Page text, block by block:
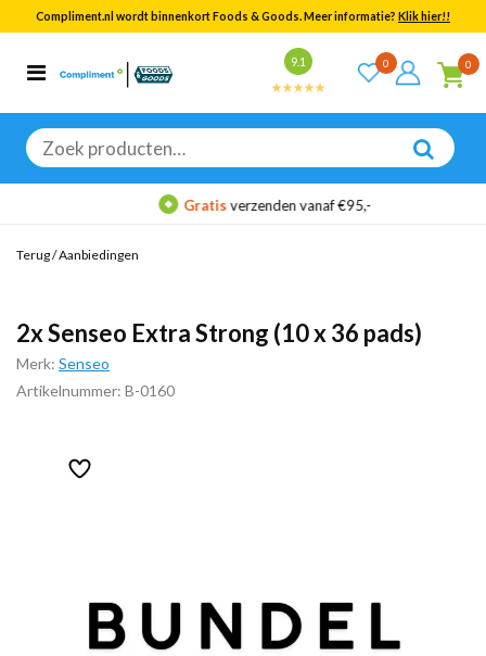
Compliment.nl wordt binnenkort Foods & Goods. Meer informatie? Klik hier!!
9.1 0 0
Zoeken
naar:
Categorieën
Bekijk alle resultaten
Gratisverzenden vanaf €95,-
Terug/Aanbiedingen
2x Senseo Extra Strong (10 x 36 pads)
Merk: Senseo
Artikelnummer: B-0160